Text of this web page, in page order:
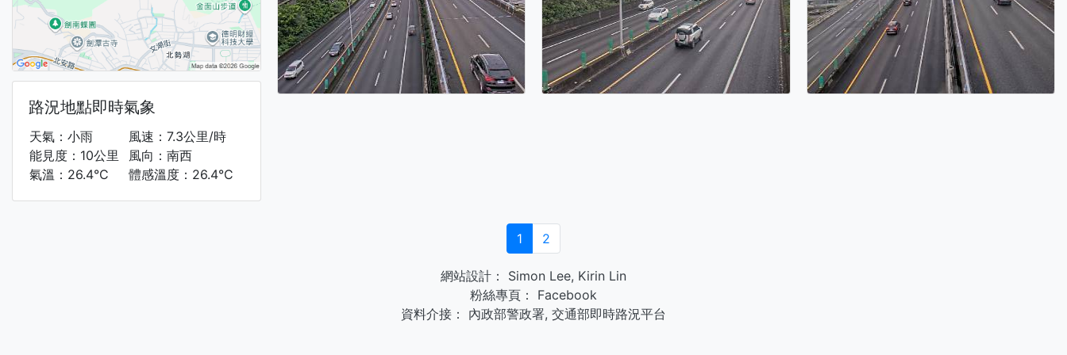
路況地點即時氣象
天氣：小雨
能見度：10公里
氣溫：26.4°C
風速：7.3公里/時
風向：南西
體感溫度：26.4°C
1 2
網站設計： Simon Lee, Kirin Lin
粉絲專頁：
Facebook
資料介接：
內政部警政署, 交通部即時路況平台